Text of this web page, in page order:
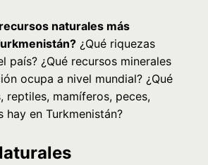
naturales más
¿Qué riquezas
país? ¿Qué recursos minerales
ocupa a nivel mundial? ¿Qué
reptiles, mamíferos, peces,
hay en Turkmenistán?